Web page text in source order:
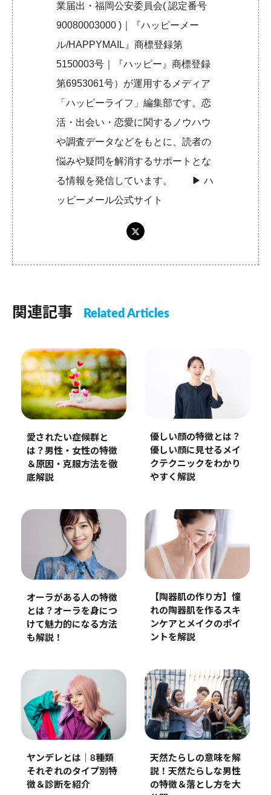
業届出・福岡公安委員会( 認定番号
90080003000 )｜『ハッピーメー
ル/HAPPYMAIL』商標登録第
5150003号｜『ハッピー』商標登録
第6953061号）が運用するメディア
「ハッピーライフ」編集部です。恋
活・出会い・恋愛に関するノウハウ
や調査データなどをもとに、読者の
悩みや疑問を解消するサポートとな
る情報を発信しています。 ▶︎ハ
ッピーメール公式サイト
関連記事 Related Articles
愛されたい症候群と
は？男性・女性の特徴
＆原因・克服方法を徹
底解説
優しい顔の特徴とは？
優しい顔に見せるメイ
クテクニックをわかり
やすく解説
オーラがある人の特徴
とは？オーラを身につ
けて魅力的になる方法
も解説！
【陶器肌の作り方】憧
れの陶器肌を作るスキ
ンケアとメイクのポイ
ントを解説
ヤンデレとは｜8種類
それぞれのタイプ別特
徴＆診断を紹介
天然たらしの意味を解
説！天然たらしな男性
の特徴＆落とし方を大